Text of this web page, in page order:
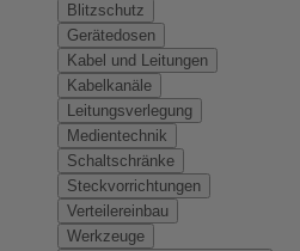
Blitzschutz
Gerätedosen
Kabel und Leitungen
Kabelkanäle
Leitungsverlegung
Medientechnik
Schaltschränke
Steckvorrichtungen
Verteilereinbau
Werkzeuge